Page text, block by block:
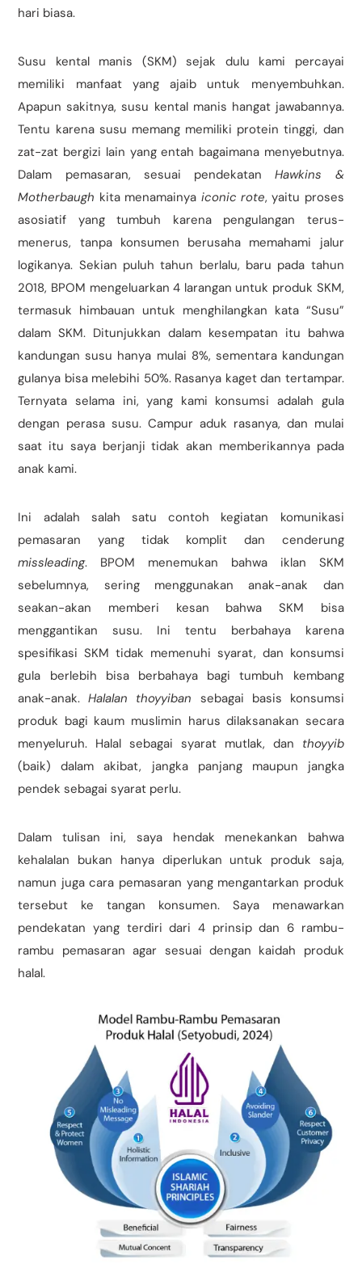
hari biasa.
Susu kental manis (SKM) sejak dulu kami percayai
memiliki manfaat yang ajaib untuk menyembuhkan.
Apapun sakitnya, susu kental manis hangat jawabannya.
Tentu karena susu memang memiliki protein tinggi, dan
zat-zat bergizi lain yang entah bagaimana menyebutnya.
Dalam pemasaran, sesuai pendekatanHawkins &
Motherbaugh kita menamainya iconic rote, yaitu proses
asosiatif yang tumbuh karena pengulangan terus-
menerus, tanpa konsumen berusaha memahami jalur
logikanya. Sekian puluh tahun berlalu, baru pada tahun
2018, BPOM mengeluarkan 4 larangan untuk produk SKM,
termasuk himbauan untuk menghilangkan kata “Susu”
dalam SKM. Ditunjukkan dalam kesempatan itu bahwa
kandungan susu hanya mulai 8%, sementara kandungan
gulanya bisa melebihi 50%. Rasanya kaget dan tertampar.
Ternyata selama ini, yang kami konsumsi adalah gula
dengan perasa susu. Campur aduk rasanya, dan mulai
saat itu saya berjanji tidak akan memberikannya pada
anak kami.
Ini adalah salah satu contoh kegiatan komunikasi
pemasaran yang tidak komplit dan cenderung
missleading. BPOM menemukan bahwa iklan SKM
sebelumnya, sering menggunakan anak-anak dan
seakan-akan memberi kesan bahwa SKM bisa
menggantikan susu. Ini tentu berbahaya karena
spesifikasi SKM tidak memenuhi syarat, dan konsumsi
gula berlebih bisa berbahaya bagi tumbuh kembang
anak-anak.Halalan thoyyiban sebagai basis konsumsi
produk bagi kaum muslimin harus dilaksanakan secara
menyeluruh. Halal sebagai syarat mutlak, dan thoyyib
(baik) dalam akibat, jangka panjang maupun jangka
pendek sebagai syarat perlu.
Dalam tulisan ini, saya hendak menekankan bahwa
kehalalan bukan hanya diperlukan untuk produk saja,
namun juga cara pemasaran yang mengantarkan produk
tersebut ke tangan konsumen. Saya menawarkan
pendekatan yang terdiri dari 4 prinsip dan 6 rambu-
rambu pemasaran agar sesuai dengan kaidah produk
halal.